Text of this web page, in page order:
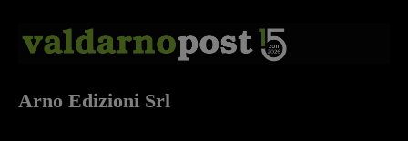
Arno Edizioni Srl